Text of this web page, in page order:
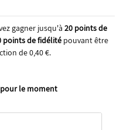
gagner jusqu'à 20points de
points de fidélitépouvant être
de0,40 €.
le moment